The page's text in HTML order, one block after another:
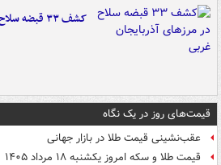
کشف ۳۳ قبضه سلاح در مرزهای آذربایجان غربی
قیمت‌های روز در یک نگاه
عقب‌نشینی قیمت طلا در بازار جهانی
قیمت طلا و سکه امروز یکشنبه ۱۸ مرداد ۱۴۰۵